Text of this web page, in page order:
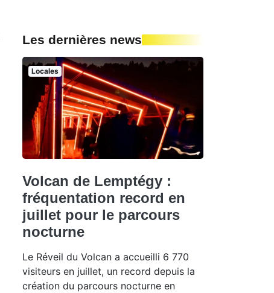
Les dernières news
Locales
Volcan de Lemptégy :
fréquentation record en
juillet pour le parcours
nocturne
Le Réveil du Volcan a accueilli 6 770
visiteurs en juillet, un record depuis la
création du parcours nocturne en